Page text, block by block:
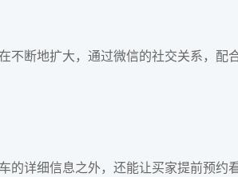
断地扩大，通过微信的社交关系，配
的详细信息之外，还能让买家提前预约